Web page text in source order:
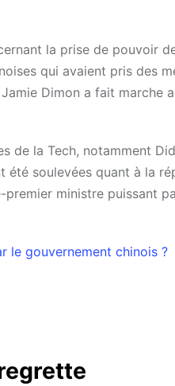
la prise de pouvoir
qui avaient pris des
Dimon a fait marche
de la Tech, notamment
soulevées quant à la
ministre puissant
le gouvernement chinois ?